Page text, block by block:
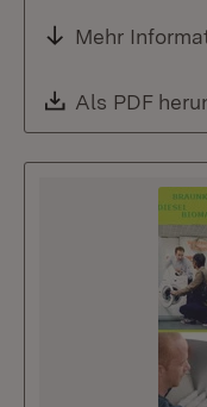
Mehr
Download:
Als PDF